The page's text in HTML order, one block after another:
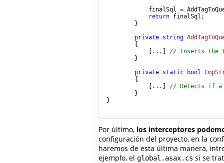
finalSql =
return finalSql;
        }
private string
        {
            [...]
// Inserts the
        }
private static bool
        {
            [...]
// Detects if a
        }
}
Por último, los interceptores
configuración del proyecto, en la
haremos de esta última manera,
ejemplo, el global.asax.cs si se